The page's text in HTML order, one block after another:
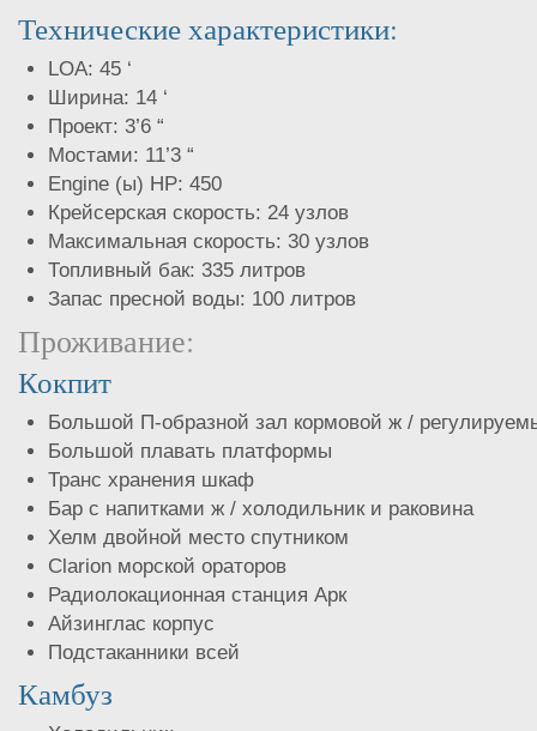
Технические характеристики:
LOA: 45 ‘
Ширина: 14 ‘
Проект: 3’6 “
Мостами: 11’3 “
Engine (ы) HP: 450
Крейсерская скорость: 24 узлов
Максимальная скорость: 30 узлов
Топливный бак: 335 литров
Запас пресной воды: 100 литров
Проживание:
Кокпит
Большой П-образной зал кормовой ж /
Большой плавать платформы
Транс хранения шкаф
Бар с напитками ж / холодильник и раковина
Хелм двойной место спутником
Clarion морской ораторов
Радиолокационная станция Арк
Айзинглас корпус
Подстаканники всей
Камбуз